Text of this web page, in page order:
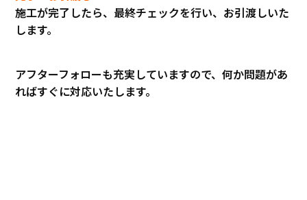
施工が完了したら、最終チェックを行い、お引渡しいた
します。
アフターフォローも充実していますので、何か問題があ
ればすぐに対応いたします。